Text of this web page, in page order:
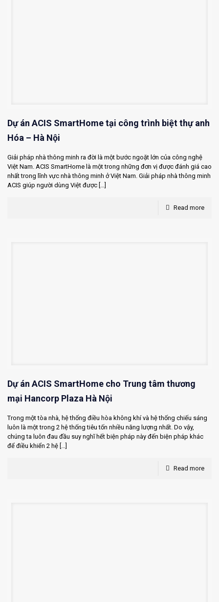
Dự án ACIS SmartHome tại công trình biệt thự anh
Hóa – Hà Nội
Giải pháp nhà thông minh ra đời là một bước ngoặt lớn của công nghệ
Việt Nam. ACIS SmartHome là một trong những đơn vị được đánh giá cao
nhất trong lĩnh vực nhà thông minh ở Việt Nam. Giải pháp nhà thông minh
ACIS giúp người dùng Việt được […]
Read more
Dự án ACIS SmartHome cho Trung tâm thương
mại Hancorp Plaza Hà Nội
Trong một tòa nhà, hệ thống điều hòa không khí và hệ thống chiếu sáng
luôn là một trong 2 hệ thống tiêu tốn nhiều năng lượng nhất. Do vậy,
chúng ta luôn đau đầu suy nghĩ hết biện pháp này đến biện pháp khác
để điều khiển 2 hệ […]
Read more